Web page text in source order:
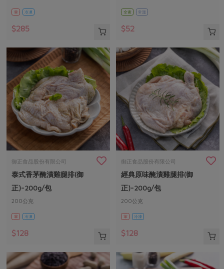
葷 冷凍
$285
全素 常溫
$52
御正食品股份有限公司
泰式香茅醃漬雞腿排(御
正)-200g/包
200公克
葷 冷凍
$128
御正食品股份有限公司
經典原味醃漬雞腿排(御
正)-200g/包
200公克
葷 冷凍
$128